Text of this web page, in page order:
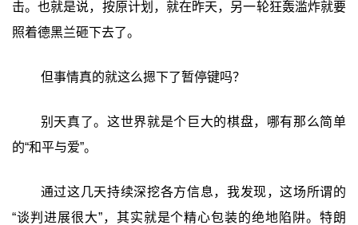
击。也就是说，按原计划，就在昨天，另一轮狂轰滥炸就要
照着德黑兰砸下去了。
但事情真的就这么摁下了暂停键吗？
别天真了。这世界就是个巨大的棋盘，哪有那么简单
的“和平与爱”。
通过这几天持续深挖各方信息，我发现，这场所谓的
“谈判进展很大”，其实就是个精心包装的绝地陷阱。特朗